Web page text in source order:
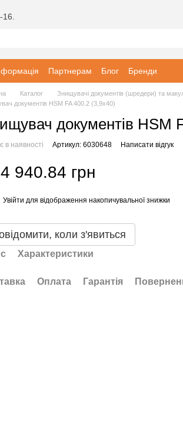
Партнерам Блог Бренди
Каталог
Знищувачі документів (шредери) та
документів HSM FA 400.2 (3,9х40)
документів HSM
в наявності Артикул: 6030648 Написати відгук
940.84 грн
Увійти для відображення накопичувальної знижки
коли з'явиться
Характеристики
Оплата Гарантія